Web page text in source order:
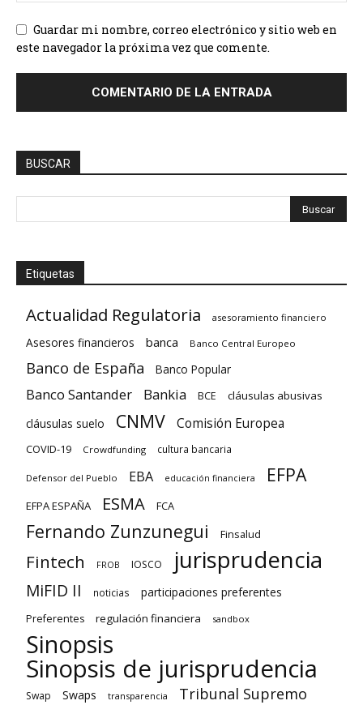
Guardar mi nombre, correo electrónico y sitio web en
este navegador la próxima vez que comente.
BUSCAR
Etiquetas
Actualidad Regulatoria asesoramiento financiero
Asesores financieros banca Banco Central Europeo
Banco de España Banco Popular
Banco Santander Bankia BCE cláusulas abusivas
cláusulas suelo CNMV Comisión Europea
COVID-19 Crowdfunding cultura bancaria
Defensor del Pueblo EBA educación financiera EFPA
EFPA ESPAÑA ESMA FCA
Fernando Zunzunegui Finsalud
Fintech FROB IOSCO jurisprudencia
MiFID II noticias participaciones preferentes
Preferentes regulación financiera sandbox
Sinopsis
Sinopsis de jurisprudencia
Swap Swaps transparencia Tribunal Supremo